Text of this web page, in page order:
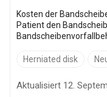
Kosten der
Patient den
Bandscheibenvorfalls
Kang Dong Clinic
Bandscheibenvorfalls
Herniated disk
Aktualisiert 12.